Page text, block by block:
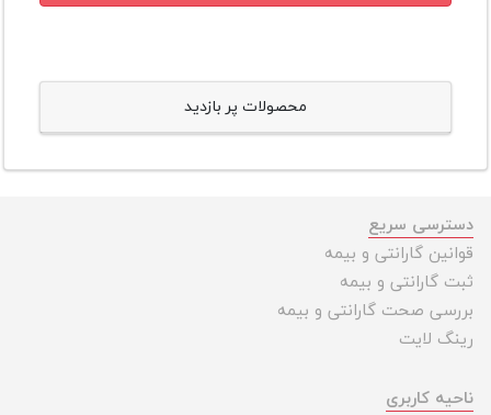
محصولات پر بازدید
دسترسی سریع
قوانین گارانتی و بیمه
ثبت گارانتی و بیمه
بررسی صحت گارانتی و بیمه
رینگ لایت
ناحیه کاربری